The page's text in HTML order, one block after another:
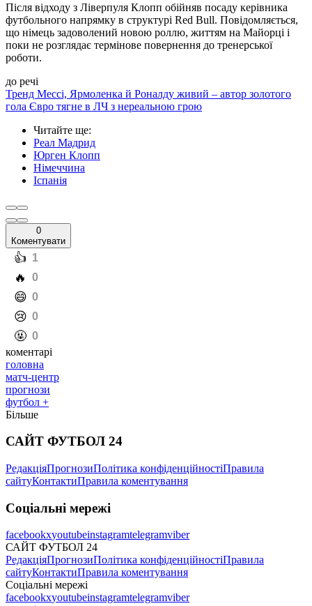
Після відходу з Ліверпуля Клопп обійняв посаду керівника
футбольного напрямку в структурі Red Bull. Повідомляється,
що німець задоволений новою роллю, життям на Майорці і
поки не розглядає термінове повернення до тренерської
роботи.
до речі
Тренд Мессі, Ярмоленка й Роналду живий – автор золотого
гола Євро тягне в ЛЧ з нереальною грою
Читайте ще:
Реал Мадрид
Юрген Клопп
Німеччина
Іспанія
0
Коментувати
️👍 1
️🔥 0
️😄 0
️😢 0
️🤬 0
коментарі
головна
матч-центр
прогнози
футбол +
Більше
САЙТ ФУТБОЛ 24
РедакціяПрогнозиПолітика конфіденційностіПравила
сайтуКонтактиПравила коментування
Соціальні мережі
facebookxyoutubeinstagramtelegramviber
САЙТ ФУТБОЛ 24
РедакціяПрогнозиПолітика конфіденційностіПравила
сайтуКонтактиПравила коментування
Соціальні мережі
facebookxyoutubeinstagramtelegramviber